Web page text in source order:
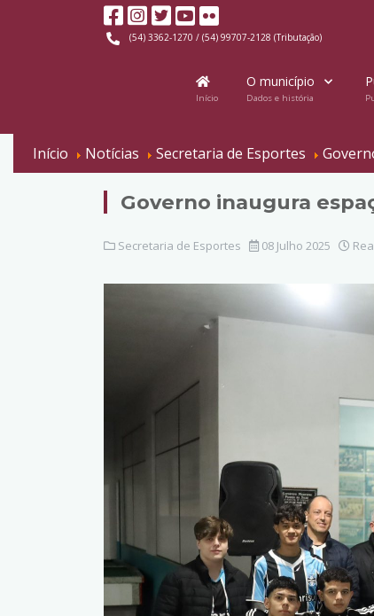
(54) 3362-1270 / (54) 99707-2128 (Tributação)
Início
O município
Dados e história
Início Notícias Secretaria de Esportes
Governo inaugura
Secretaria de Esportes 08 Julho 2025